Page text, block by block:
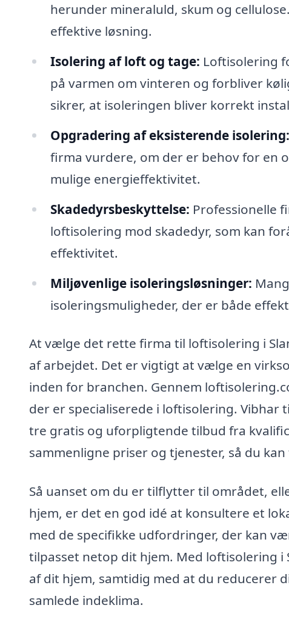
herunder mineraluld, skum og
effektive løsning.
Isolering af loft og tage: Loftisolering
på varmen om vinteren og forbliver
sikrer, at isoleringen bliver korrekt
Opgradering af eksisterende isolering:
firma vurdere, om der er behov for en
mulige energieffektivitet.
Skadedyrsbeskyttelse: Professionelle
loftisolering mod skadedyr, som kan
effektivitet.
Miljøvenlige isoleringsløsninger:
isoleringsmuligheder, der er både
At vælge det rette firma til loftisolering i
af arbejdet. Det er vigtigt at vælge en
inden for branchen. Gennem
der er specialiserede i loftisolering.
tre gratis og uforpligtende tilbud fra
sammenligne priser og tjenester, så du
Så uanset om du er tilflytter til området,
hjem, er det en god idé at konsultere et
med de specifikke udfordringer, der kan
tilpasset netop dit hjem. Med loftisolering
af dit hjem, samtidig med at du reducerer
samlede indeklima.